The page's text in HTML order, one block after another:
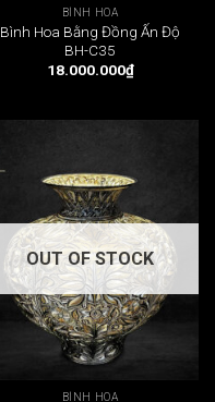
BÌNH HOA
Bình Hoa Bằng Đồng Ấn Độ
BH-C35
18.000.000₫
OUT OF STOCK
BÌNH HOA